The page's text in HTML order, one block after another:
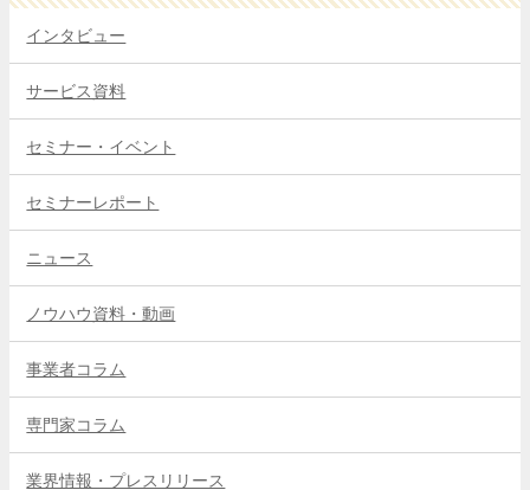
インタビュー
サービス資料
セミナー・イベント
セミナーレポート
ニュース
ノウハウ資料・動画
事業者コラム
専門家コラム
業界情報・プレスリリース